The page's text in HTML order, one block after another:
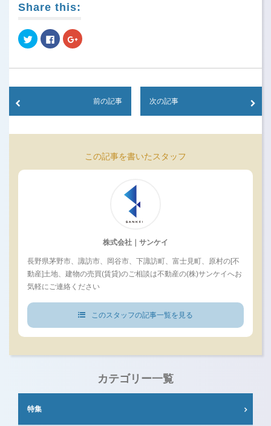
Share this:
Click
to
share
Twitter
new
Click
to
share
Facebook
new
Click
to
Google+
new
window)
前の記事 次の記事
この記事を書いたスタッフ
株式会社｜サンケイ
長野県茅野市、諏訪市、岡谷市、下諏訪町、富士見町、原村の[不
動産]土地、建物の売買(賃貸)のご相談は不動産の(株)サンケイへお
気軽にご連絡ください
このスタッフの記事一覧を見る
カテゴリー一覧
特集